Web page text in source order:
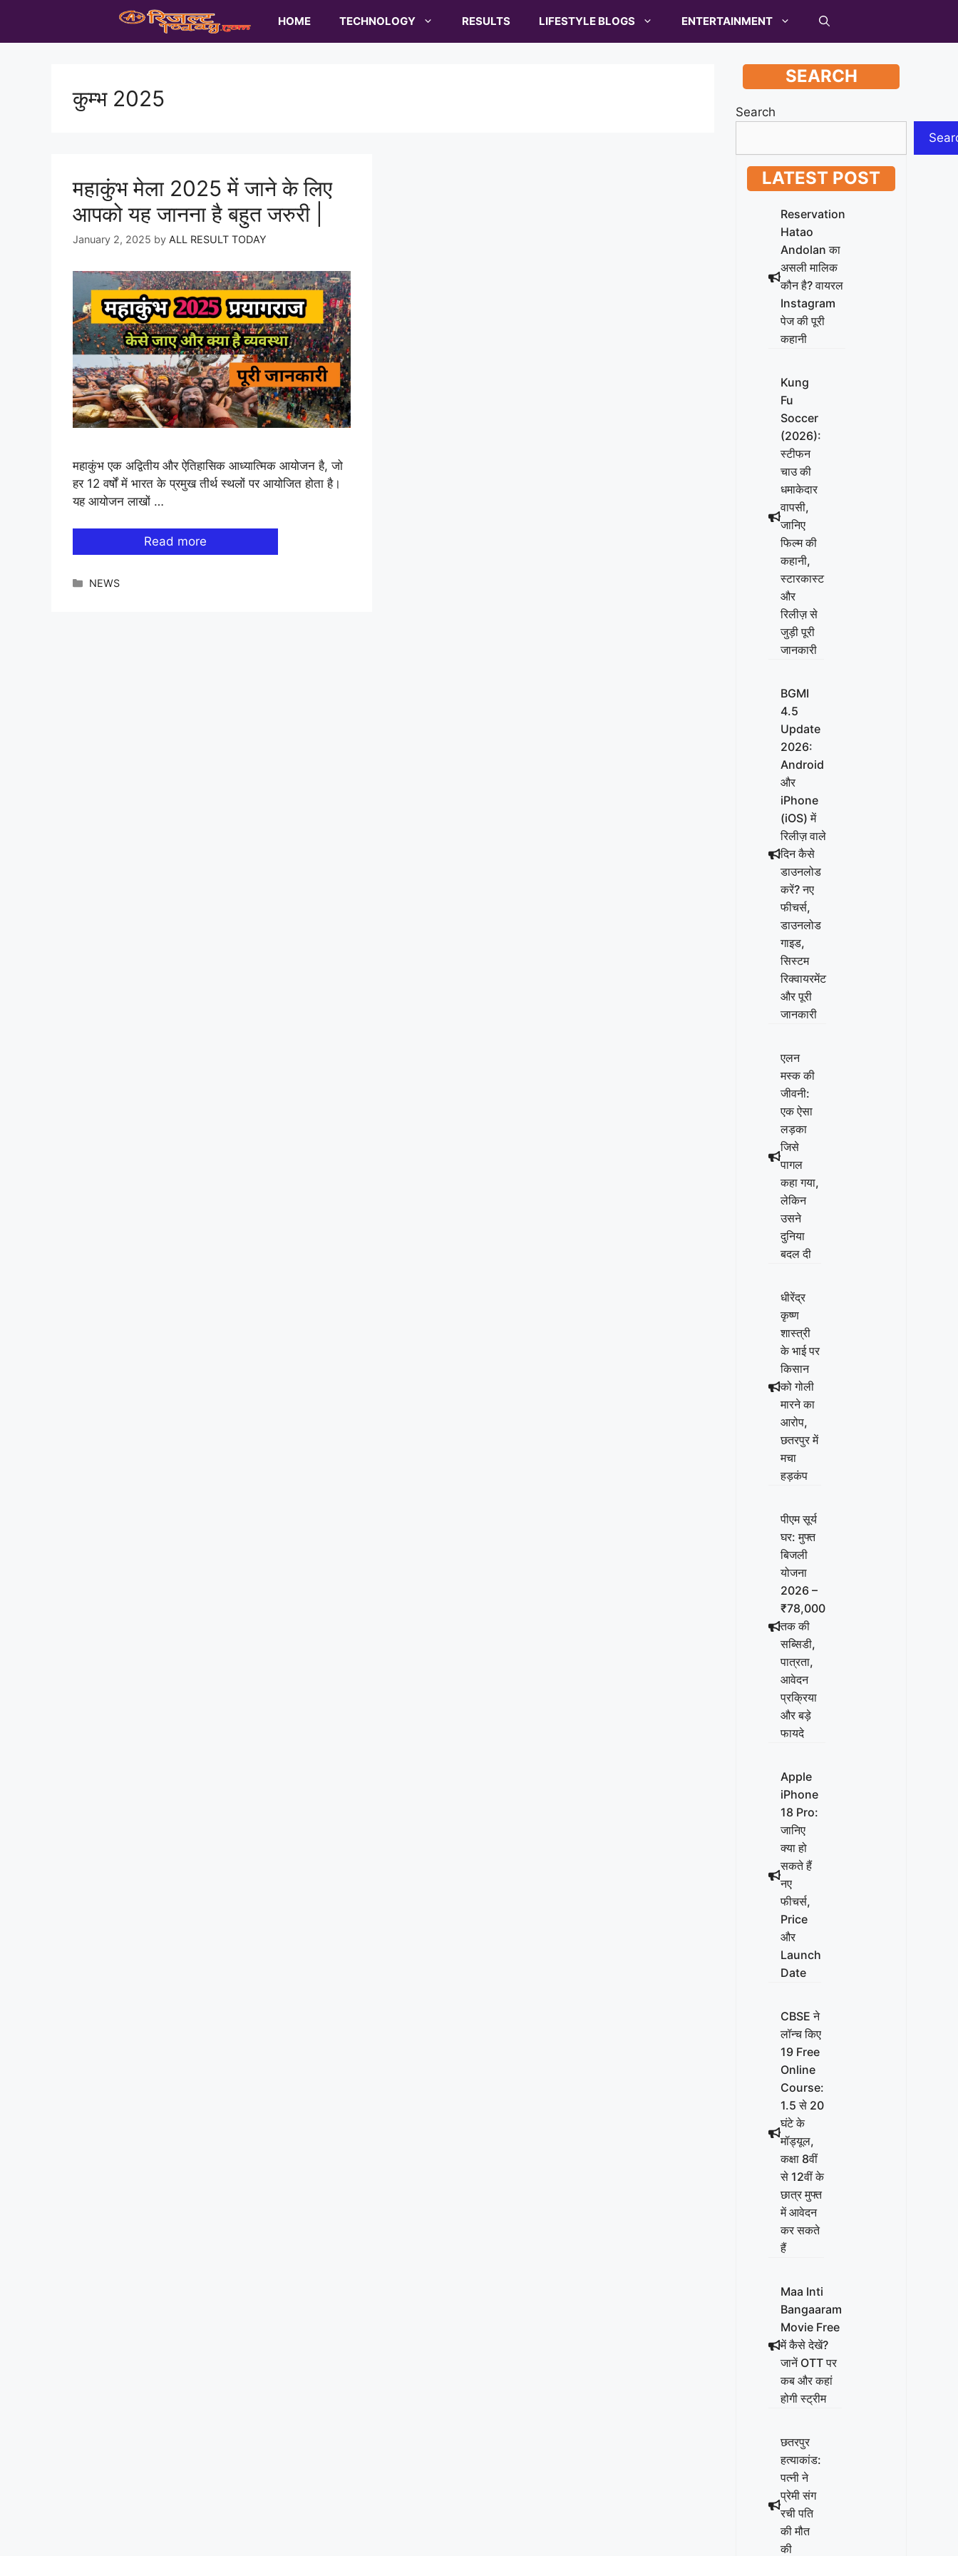
content
HOME TECHNOLOGY RESULTS LIFESTYLE BLOGS ENTERTAINMENT
कुम्भ 2025
महाकुंभ मेला 2025 में जाने के लिए
आपको यह जानना है बहुत जरुरी |
January 2, 2025 by ALL RESULT TODAY
महाकुंभ एक अद्वितीय और ऐतिहासिक आध्यात्मिक आयोजन है, जो
हर 12 वर्षों में भारत के प्रमुख तीर्थ स्थलों पर आयोजित होता है।
यह आयोजन लाखों …
Read more
Categories
NEWS
SEARCH
Search
LATEST POST
Reservation
Hatao
Andolan का
असली मालिक
कौन है? वायरल
Instagram
पेज की पूरी
कहानी
Kung
Fu
Soccer
(2026):
स्टीफन
चाउ की
धमाकेदार
वापसी,
जानिए
फिल्म की
कहानी,
स्टारकास्ट
और
रिलीज़ से
जुड़ी पूरी
जानकारी
BGMI
4.5
Update
2026:
Android
और
iPhone
(iOS) में
रिलीज़ वाले
दिन कैसे
डाउनलोड
करें? नए
फीचर्स,
डाउनलोड
गाइड,
सिस्टम
रिक्वायरमेंट
और पूरी
जानकारी
एलन
मस्क की
जीवनी:
एक ऐसा
लड़का
जिसे
पागल
कहा गया,
लेकिन
उसने
दुनिया
बदल दी
धीरेंद्र
कृष्ण
शास्त्री
के भाई पर
किसान
को गोली
मारने का
आरोप,
छतरपुर में
मचा
हड़कंप
पीएम सूर्य
घर: मुफ्त
बिजली
योजना
2026 –
₹78,000
तक की
सब्सिडी,
पात्रता,
आवेदन
प्रक्रिया
और बड़े
फायदे
Apple
iPhone
18 Pro:
जानिए
क्या हो
सकते हैं
नए
फीचर्स,
Price
और
Launch
Date
CBSE ने
लॉन्च किए
19 Free
Online
Course:
1.5 से 20
घंटे के
मॉड्यूल,
कक्षा 8वीं
से 12वीं के
छात्र मुफ्त
में आवेदन
कर सकते
हैं
Maa Inti
Bangaaram
Movie Free
में कैसे देखें?
जानें OTT पर
कब और कहां
होगी स्ट्रीम
छतरपुर
हत्याकांड:
पत्नी ने
प्रेमी संग
रची पति
की मौत
की